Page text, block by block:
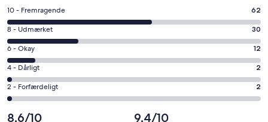
et
nyt
vindue
Bedømmelse
på
10
−
Fremragende.
62
af
i
alt
10 - Fremragende 62
Bedømmelse
på
8
−
Udmærket.
30
i
8 - Udmærket 30
Bedømmelse
på
6
−
Okay.
12
6 - Okay 12
Bedømmelse
på
4
Dårligt.
4 - Dårligt 2
Bedømmelse
på
2
2 - Forfærdeligt 2
8,6/10 9,4/10